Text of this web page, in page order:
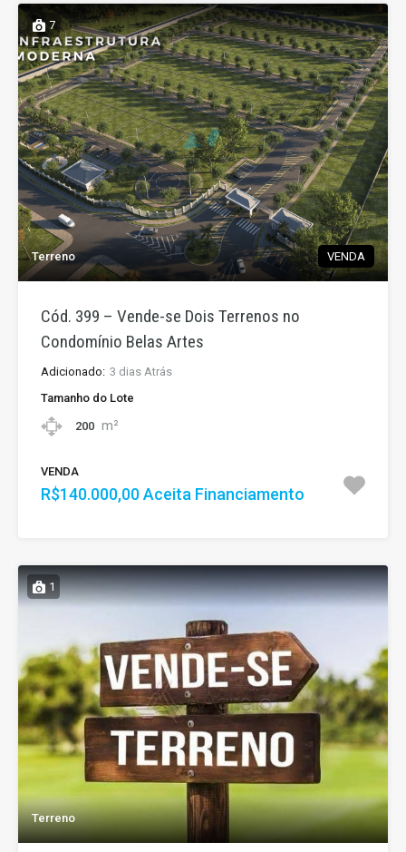
7
Terreno VENDA
Cód. 399 – Vende-se Dois Terrenos no
Condomínio Belas Artes
Adicionado: 3 dias Atrás
Tamanho do Lote
200 m²
VENDA
R$140.000,00 Aceita Financiamento
1
Terreno